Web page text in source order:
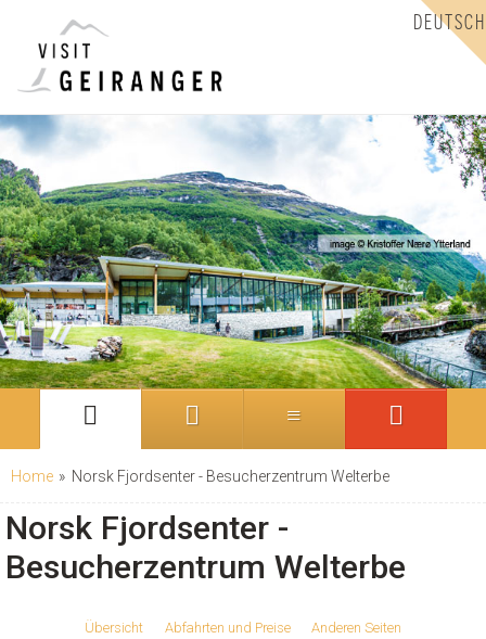
DEUTSCH
Home » Norsk Fjordsenter - Besucherzentrum Welterbe
Norsk Fjordsenter -
Besucherzentrum Welterbe
Übersicht Abfahrten und Preise Anderen Seiten